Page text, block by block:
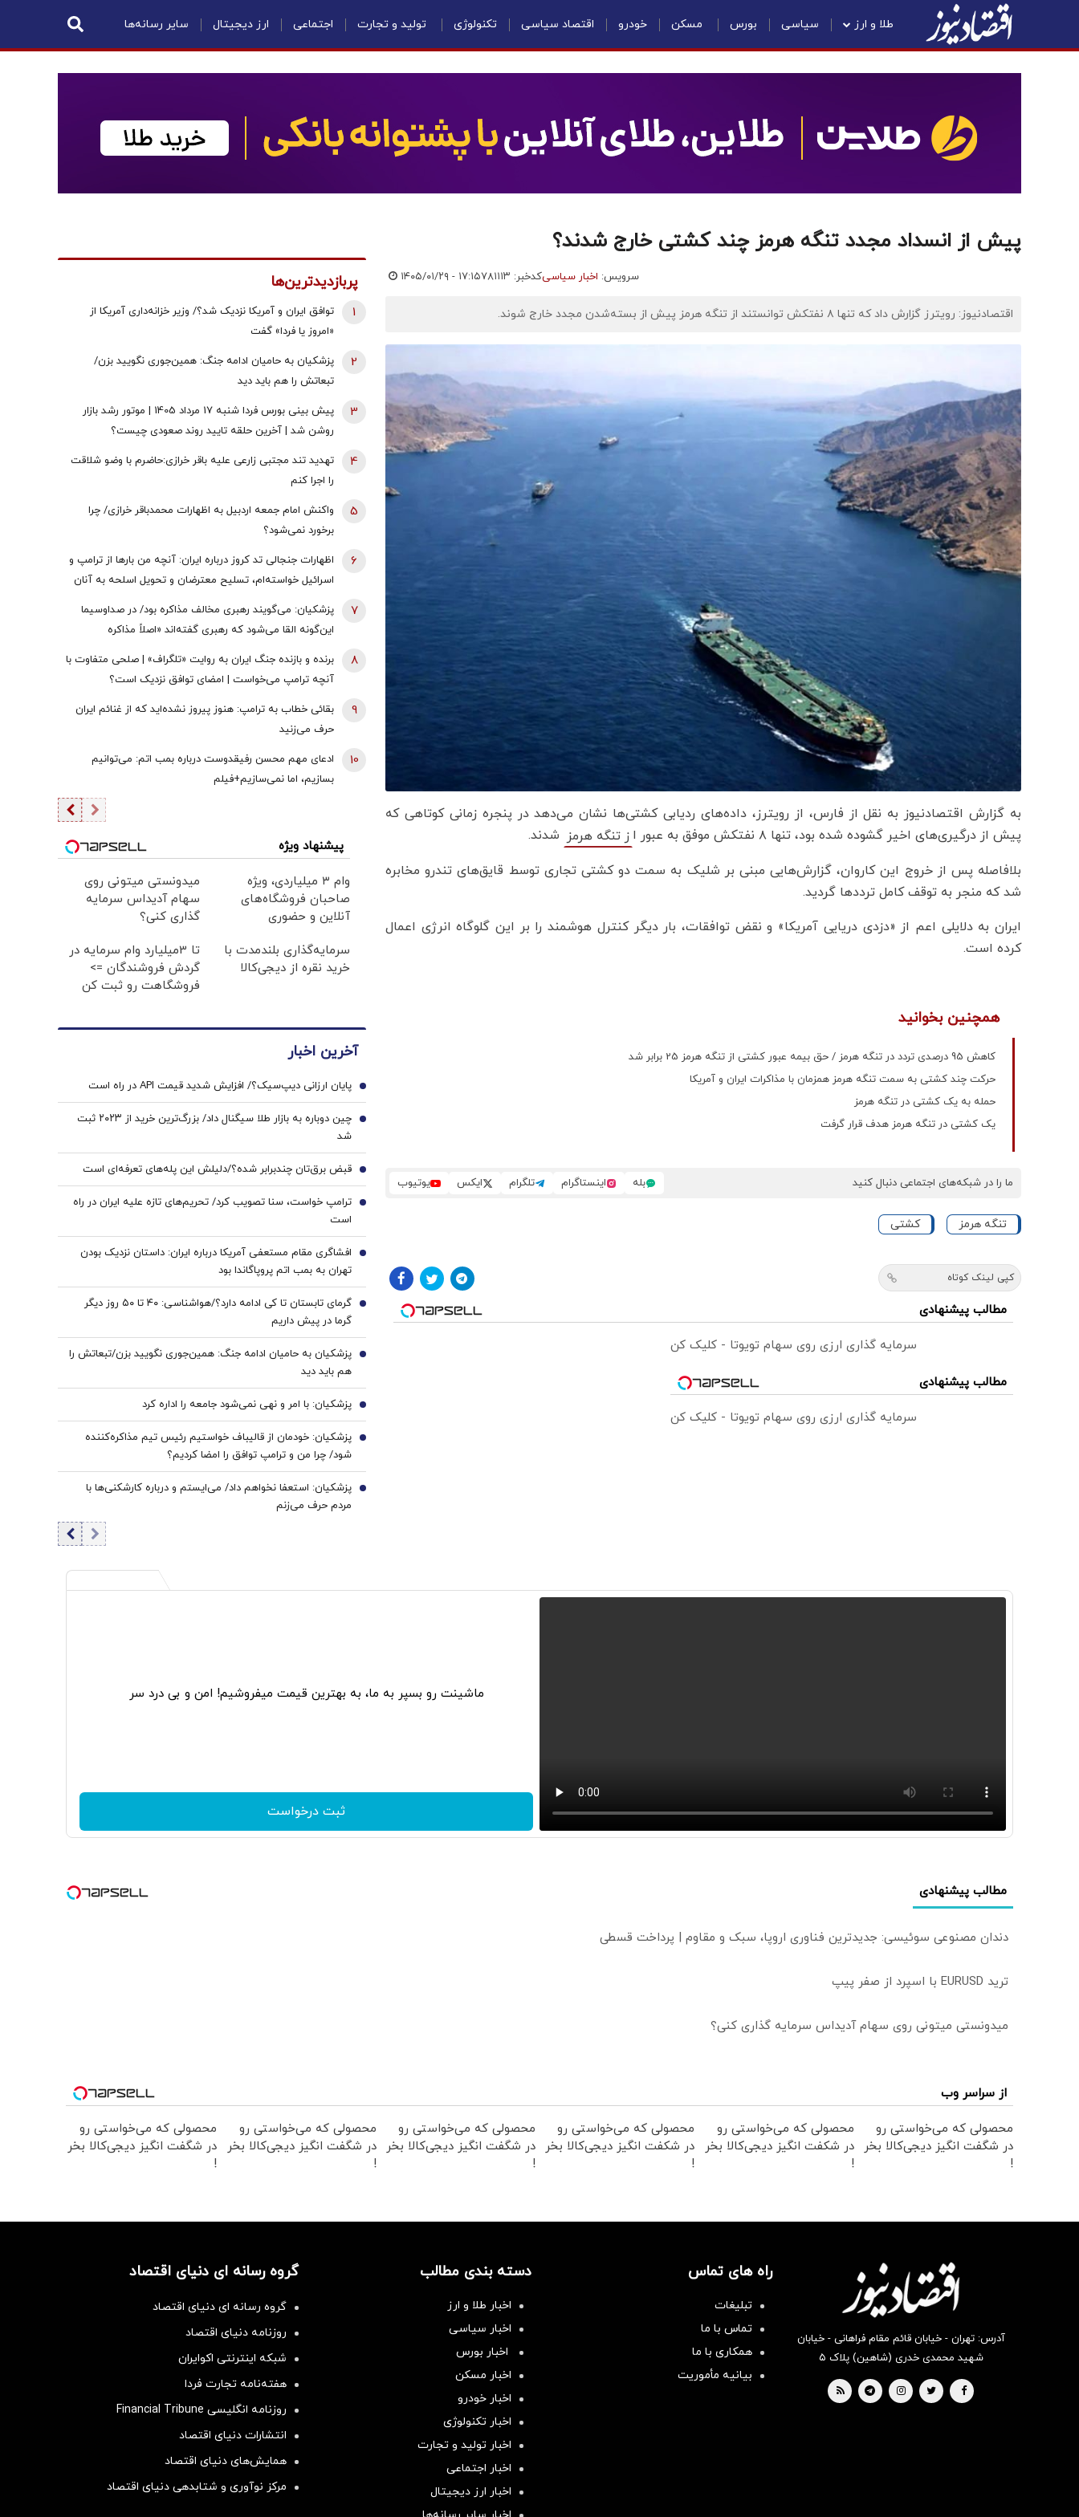
طلا و ارز سیاسی بورس مسکن خودرو اقتصاد سیاسی تکنولوژی تولید و تجارت اجتماعی ارز دیجیتال سایر رسانه‌ها
پیش از انسداد مجدد تنگه هرمز چند کشتی خارج شدند؟
سرویس: اخبار سیاسیکدخبر: ۷۸۱۱۱۳ ۱۴۰۵/۰۱/۲۹ - ۱۷:۱۵
اقتصادنیوز: رویترز گزارش داد که تنها ۸ نفتکش توانستند از تنگه هرمز پیش از بسته‌شدن مجدد خارج شوند.
به گزارش اقتصادنیوز به نقل از فارس، از رویترز، داده‌های ردیابی کشتی‌ها نشان می‌دهد در پنجره‌ زمانی کوتاهی که
پیش از درگیری‌های اخیر گشوده شده بود، تنها ۸ نفتکش موفق به عبور ا
ز تنگه هرمز شدند.
بلافاصله پس از خروج این کاروان، گزارش‌هایی مبنی بر شلیک به سمت دو کشتی تجاری توسط قایق‌های تندرو مخابره
شد که منجر به توقف کامل ترددها گردید.
ایران به دلایلی اعم از «دزدی دریایی آمریکا» و نقض توافقات، بار دیگر کنترل هوشمند را بر این گلوگاه انرژی اعمال
کرده است.
همچنین بخوانید
کاهش 95 درصدی تردد در تنگه هرمز / حق بیمه عبور کشتی از تنگه هرمز 25 برابر شد
حرکت چند کشتی به سمت تنگه هرمز همزمان با مذاکرات ایران و آمریکا
حمله به یک کشتی در تنگه هرمز
یک کشتی در تنگه هرمز هدف قرار گرفت
ما را در شبکه‌های اجتماعی دنبال کنید بله اینستاگرام تلگرام ایکس یوتیوب
تنگه هرمز کشتی
کپی لینک کوتاه
مطالب پیشنهادی
سرمایه گذاری ارزی روی سهام تویوتا - کلیک کن
مطالب پیشنهادی
سرمایه گذاری ارزی روی سهام تویوتا - کلیک کن
پربازدیدترین‌ها
توافق ایران و آمریکا نزدیک شد؟/ وزیر خزانه‌داری آمریکا از
«امروز یا فردا» گفت
1
پزشکیان به حامیان ادامه جنگ: همین‌جوری نگویید بزن/
تبعاتش را هم باید دید
2
پیش بینی بورس فردا شنبه 17 مرداد 1405 | موتور رشد بازار
روشن شد | آخرین حلقه تایید روند صعودی چیست؟
3
تهدید تند مجتبی زارعی علیه باقر خرازی:حاضرم با وضو شلاقت
را اجرا کنم
4
واکنش امام جمعه اردبیل به اظهارات محمدباقر خرازی/ چرا
برخورد نمی‌شود؟
5
اظهارات جنجالی تد کروز درباره ایران: آنچه من بارها از ترامپ و
اسرائیل خواسته‌ام، تسلیح معترضان و تحویل اسلحه به آنان
6
پزشکیان: می‌گویند رهبری مخالف مذاکره بود/ در صداوسیما
این‌گونه القا می‌شود که رهبری گفته‌اند «اصلاً مذاکره
نمی‌کنیم» / ما با اجازه ایشان مذاکره کردیم
7
برنده و بازنده جنگ ایران به روایت «تلگراف» | صلحی متفاوت با
آنچه ترامپ می‌خواست | امضای توافق نزدیک است؟
8
بقائی خطاب به ترامپ: هنوز پیروز نشده‌اید که از غنائم ایران
حرف می‌زنید
9
ادعای مهم محسن رفیقدوست درباره بمب اتم: می‌توانیم
بسازیم، اما نمی‌سازیم+فیلم
10
پیشنهاد ویژه
وام ۳ میلیاردی، ویژه
صاحبان فروشگاه‌های
آنلاین و حضوری
میدونستی میتونی روی
سهام آدیداس سرمایه
گذاری کنی؟
سرمایه‌گذاری بلندمدت با
خرید نقره از دیجی‌کالا
تا 3میلیارد وام سرمایه در
گردش فروشندگان =>
فروشگاهت رو ثبت کن
آخرین اخبار
پایان ارزانی دیپ‌سیک؟/ افزایش شدید قیمت API در راه است 1
چین دوباره به بازار طلا سیگنال داد/ بزرگ‌ترین خرید از ۲۰۲۳ ثبت
شد
2
قبض برق‌تان چندبرابر شده؟/دلیلش این پله‌های تعرفه‌ای است 3
ترامپ خواست، سنا تصویب کرد/ تحریم‌های تازه علیه ایران در راه
است
4
افشاگری مقام مستعفی آمریکا درباره ایران: داستان نزدیک بودن
تهران به بمب اتم پروپاگاندا بود
5
گرمای تابستان تا کی ادامه دارد؟/هواشناسی: ۴۰ تا ۵۰ روز دیگر
گرما در پیش داریم
6
پزشکیان به حامیان ادامه جنگ: همین‌جوری نگویید بزن/تبعاتش را
هم باید دید
7
پزشکیان: با امر و نهی نمی‌شود جامعه را اداره کرد 8
پزشکیان: خودمان از قالیباف خواستیم رئیس تیم مذاکره‌کننده
شود/ چرا من و ترامپ توافق را امضا کردیم؟
9
پزشکیان: استعفا نخواهم داد/ می‌ایستم و درباره کارشکنی‌ها با
مردم حرف می‌زنم
10
ماشینت رو بسپر به ما، به بهترین قیمت میفروشیم! امن و بی درد سر
ثبت درخواست
مطالب پیشنهادی
دندان مصنوعی سوئیسی: جدیدترین فناوری اروپا، سبک و مقاوم | پرداخت قسطی
ترید EURUSD با اسپرد از صفر پیپ
میدونستی میتونی روی سهام آدیداس سرمایه گذاری کنی؟
از سراسر وب
محصولی که می‌خواستی رو
در شگفت انگیز دیجی‌کالا بخر
!
محصولی که می‌خواستی رو
در شکفت انگیز دیجی‌کالا بخر
!
محصولی که می‌خواستی رو
در شکفت انگیز دیجی‌کالا بخر
!
محصولی که می‌خواستی رو
در شگفت انگیز دیجی‌کالا بخر
!
محصولی که می‌خواستی رو
در شگفت انگیز دیجی‌کالا بخر
!
محصولی که می‌خواستی رو
در شگفت انگیز دیجی‌کالا بخر
!
آدرس: تهران - خیابان قائم مقام فراهانی - خیابان
شهید محمدی خدری (شاهین) پلاک ۵
راه های تماس
تبلیغات
تماس با ما
همکاری با ما
بیانیه مأموریت
دسته بندی مطالب
اخبار طلا و ارز
اخبار سیاسی
اخبار بورس
اخبار مسکن
اخبار خودرو
اخبار تکنولوژی
اخبار تولید و تجارت
اخبار اجتماعی
اخبار ارز دیجیتال
گروه رسانه ای دنیای اقتصاد
گروه رسانه ای دنیای اقتصاد
روزنامه دنیای اقتصاد
شبکه اینترنتی اکوایران
هفته‌نامه تجارت فردا
روزنامه انگلیسی Financial Tribune
انتشارات دنیای اقتصاد
همایش‌های دنیای اقتصاد
مرکز نوآوری و شتابدهی دنیای اقتصاد